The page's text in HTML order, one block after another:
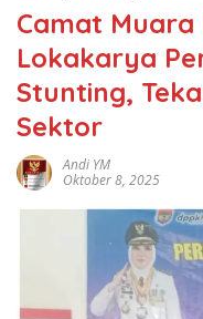
Camat Muara
Lokakarya
Stunting,
Sektor
Andi YM
Oktober 8, 2025